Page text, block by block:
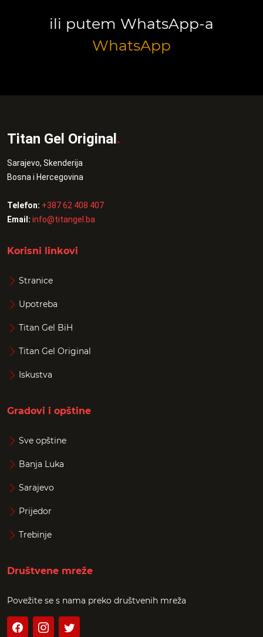
ili putem WhatsApp-a
WhatsApp
Titan Gel Original.
Sarajevo, Skenderija
Bosna i Hercegovina
Telefon: +387 62 408 407
Email: info@titangel.ba
Korisni linkovi
Stranice
Upotreba
Titan Gel BiH
Titan Gel Original
Iskustva
Gradovi i opštine
Sve opštine
Banja Luka
Sarajevo
Prijedor
Trebinje
Društvene mreže
Povežite se s nama preko društvenih mreža